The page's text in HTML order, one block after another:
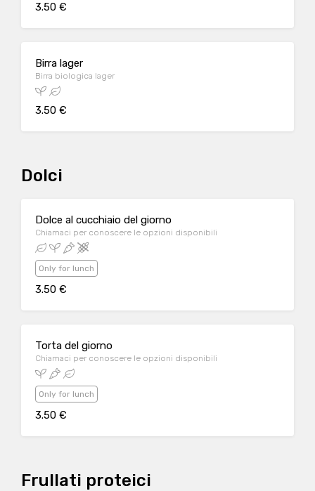
3.50 €
Birra lager
Birra biologica lager
3.50 €
Dolci
Dolce al cucchiaio del giorno
Chiamaci per conoscere le opzioni disponibili
Only for lunch
3.50 €
Torta del giorno
Chiamaci per conoscere le opzioni disponibili
Only for lunch
3.50 €
Frullati proteici